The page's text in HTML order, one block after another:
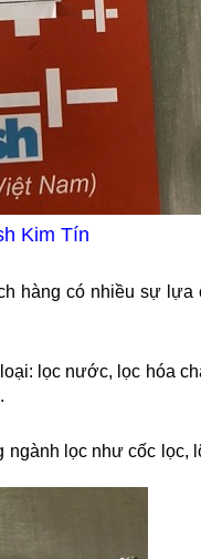
Kim Tín
hàng có nhiều sự lựa
lọc nước, lọc hóa
ngành lọc như cốc lọc,